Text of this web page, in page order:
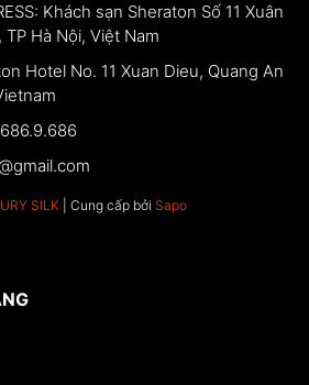
Khách sạn Sheraton Số 11 Xuân
TP Hà Nội, Việt Nam
Hotel No. 11 Xuan Dieu, Quang An
SILK | Cung cấp bởi Sapo